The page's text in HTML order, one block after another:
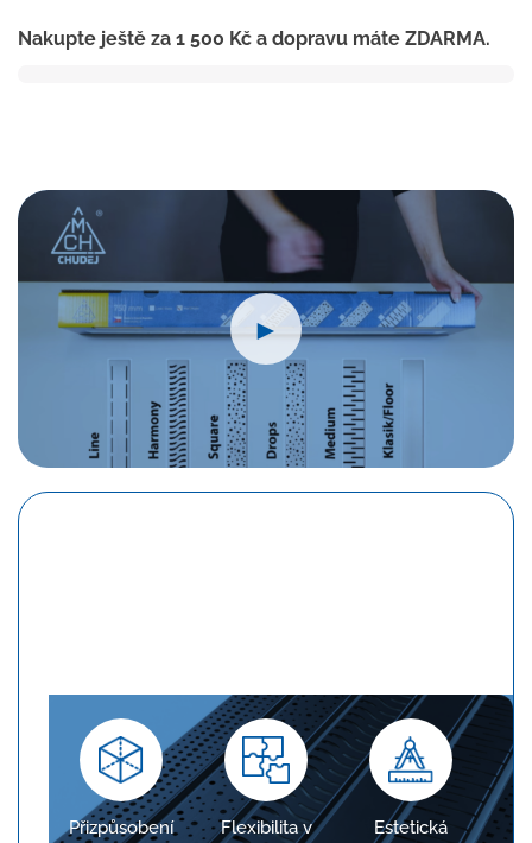
ke
mat
s
nerez.
rámečkem
množství
Nakupte ještě za 1 500 Kč a dopravu máte ZDARMA.
►
Přizpůsobení
Flexibilita v
Estetická